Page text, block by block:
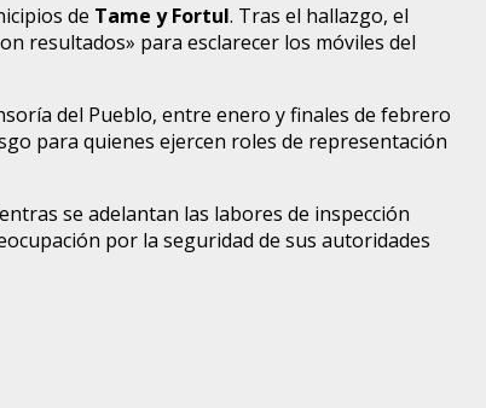
de Tame y Fortul. Tras el hallazgo, el
resultados» para esclarecer los móviles del
del Pueblo, entre enero y finales de febrero
para quienes ejercen roles de representación
se adelantan las labores de inspección
por la seguridad de sus autoridades